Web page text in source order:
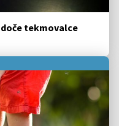
tekmovalce